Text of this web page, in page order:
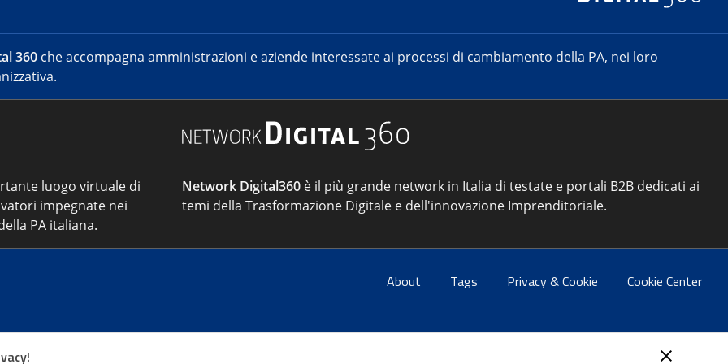
360 che accompagna amministrazioni e aziende interessate ai processi di cambiamento della PA, nei loro
luogo virtuale di
impegnate nei
PA italiana.
Network Digital360 è il più grande network in Italia di testate e portali B2B dedicati ai
temi della Trasformazione Digitale e dell'innovazione Imprenditoriale.
About Tags Privacy & Cookie Cookie Center
Contatti:info@forumpa.it- tel. 06 684251 - fax. 06 68425433